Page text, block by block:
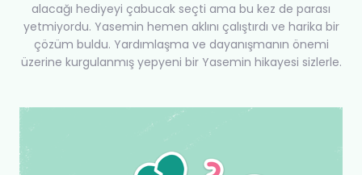
alacağı hediyeyi çabucak seçti ama bu kez de parası
yetmiyordu. Yasemin hemen aklını çalıştırdı ve harika bir
çözüm buldu. Yardımlaşma ve dayanışmanın önemi
üzerine kurgulanmış yepyeni bir Yasemin hikayesi sizlerle.